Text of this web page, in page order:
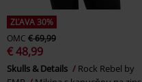
ZĽAVA 30%
OMC € 69,99
€ 48,99
Skulls & Details
Rock Rebel by